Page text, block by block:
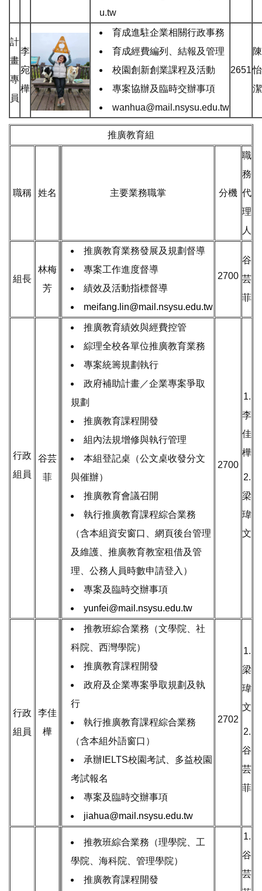
u.tw
計
畫
專
員
李
宛
樺
育成進駐企業相關行政事務
育成經費編列、結報及管理
校園創新創業課程及活動
專案協辦及臨時交辦事項
wanhua@mail.nsysu.edu.tw
2651
陳
怡
潔
推廣教育組
職稱 姓名 主要業務職掌 分機
職
務
代
理
人
組長
林梅
芳
推廣教育業務發展及規劃督導
專案工作進度督導
績效及活動指標督導
meifang.lin@mail.nsysu.edu.tw
2700
谷
芸
菲
行政
組員
谷芸
菲
推廣教育績效與經費控管
綜理全校各單位推廣教育業務
專案統籌規劃執行
政府補助計畫／企業專案爭取
規劃
推廣教育課程開發
組內法規增修與執行管理
本組登記桌（公文桌收發分文
與催辦）
推廣教育會議召開
執行推廣教育課程綜合業務
（含本組資安窗口、網頁後台管理
及維護、推廣教育教室租借及管
理、公務人員時數申請登入）
專案及臨時交辦事項
yunfei@mail.nsysu.edu.tw
2700
1.
李
佳
樺
2.
梁
瑋
文
行政
組員
李佳
樺
推教班綜合業務（文學院、社
科院、西灣學院）
推廣教育課程開發
政府及企業專案爭取規劃及執
行
執行推廣教育課程綜合業務
（含本組外語窗口）
承辦IELTS校園考試、多益校園
考試報名
專案及臨時交辦事項
jiahua@mail.nsysu.edu.tw
2702
1.
梁
瑋
文
2.
谷
芸
菲
推教班綜合業務（理學院、工
學院、海科院、管理學院）
推廣教育課程開發
1.
谷
芸